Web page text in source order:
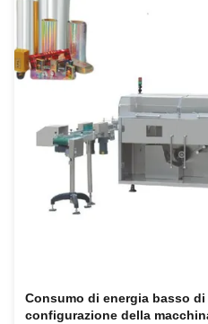
Consumo di energia basso di
configurazione della